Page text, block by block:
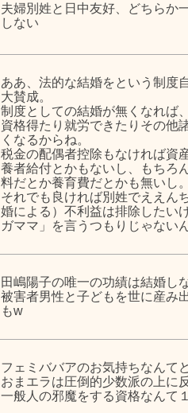
夫婦別姓と日中友好、どちらか
しない
ああ、法的な結婚をという制度
大賛成。
制度としての結婚が無くなれば
資格得たり就労できたりその他
くなるからね。
税金の配偶者控除もなければ資
養者給付とかもないし、もちろ
料だとか養育費だとかも無いし。
それでも良ければ別姓でええん
婚による）不利益は排除したい
ガママ」を言うつもりじゃない
田嶋陽子の唯一の功績は結婚し
被害者男性と子どもを世に産み
もw
フェミババアのお気持ちなんて
おまエラは圧倒的少数派の上に
一般人の邪魔をする資格なんて